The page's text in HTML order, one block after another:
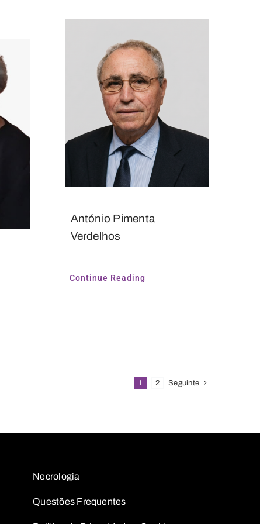
António Pimenta
Verdelhos
Continue Reading
1 2 Seguinte
Necrologia
Questões Frequentes